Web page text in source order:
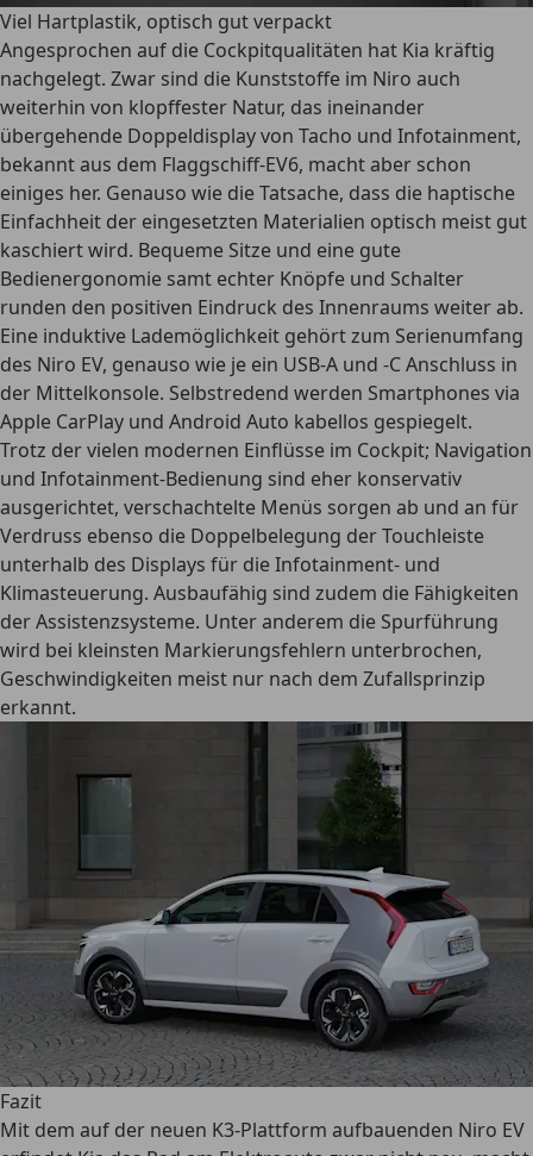
Viel Hartplastik, optisch gut verpackt
Angesprochen auf die Cockpitqualitäten hat Kia kräftig
nachgelegt. Zwar sind die Kunststoffe im Niro auch
weiterhin von klopffester Natur, das ineinander
übergehende Doppeldisplay von Tacho und Infotainment,
bekannt aus dem Flaggschiff-EV6, macht aber schon
einiges her. Genauso wie die Tatsache, dass die haptische
Einfachheit der eingesetzten Materialien optisch meist gut
kaschiert wird. Bequeme Sitze und eine gute
Bedienergonomie samt echter Knöpfe und Schalter
runden den positiven Eindruck des Innenraums weiter ab.
Eine induktive Lademöglichkeit gehört zum Serienumfang
des Niro EV, genauso wie je ein USB-A und -C Anschluss in
der Mittelkonsole. Selbstredend werden Smartphones via
Apple CarPlay und Android Auto kabellos gespiegelt.
Trotz der vielen modernen Einflüsse im Cockpit; Navigation
und Infotainment-Bedienung sind eher konservativ
ausgerichtet, verschachtelte Menüs sorgen ab und an für
Verdruss ebenso die Doppelbelegung der Touchleiste
unterhalb des Displays für die Infotainment- und
Klimasteuerung. Ausbaufähig sind zudem die Fähigkeiten
der Assistenzsysteme. Unter anderem die Spurführung
wird bei kleinsten Markierungsfehlern unterbrochen,
Geschwindigkeiten meist nur nach dem Zufallsprinzip
erkannt.
Fazit
Mit dem auf der neuen K3-Plattform aufbauenden Niro EV